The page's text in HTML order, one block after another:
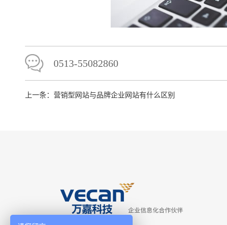
0513-55082860
上一条： 营销型网站与品牌企业网站有什么区别